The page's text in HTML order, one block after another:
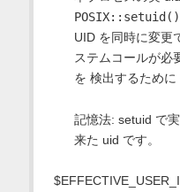
POSIX::setuid()
UID を同時に変更
ステムコールが必
を 検出するために
記憶法: setuid で
来た uid です。